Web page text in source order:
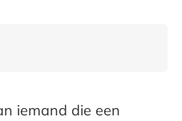
iemand die een